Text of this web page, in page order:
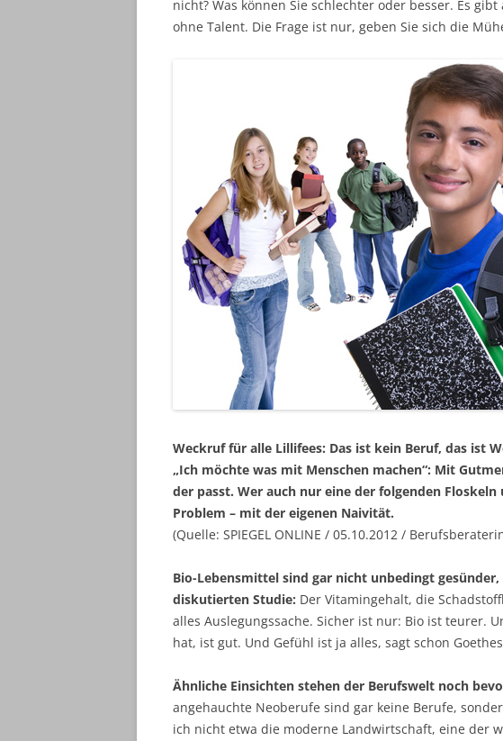
nicht? Was können Sie schlechter oder besser. Es
ohne Talent. Die Frage ist nur, geben Sie sich die
Weckruf für alle Lillifees: Das ist kein Beruf, das ist
„Ich möchte was mit Menschen machen“: Mit
der passt. Wer auch nur eine der folgenden
Problem – mit der eigenen Naivität.
(Quelle: SPIEGEL ONLINE / 05.10.2012 /
Bio-Lebensmittel sind gar nicht unbedingt gesünder,
diskutierten Studie: Der Vitamingehalt, die
alles Auslegungssache. Sicher ist nur: Bio ist teurer.
hat, ist gut. Und Gefühl ist ja alles, sagt schon
Ähnliche Einsichten stehen der Berufswelt noch
angehauchte Neoberufe sind gar keine Berufe,
ich nicht etwa die moderne Landwirtschaft, eine der